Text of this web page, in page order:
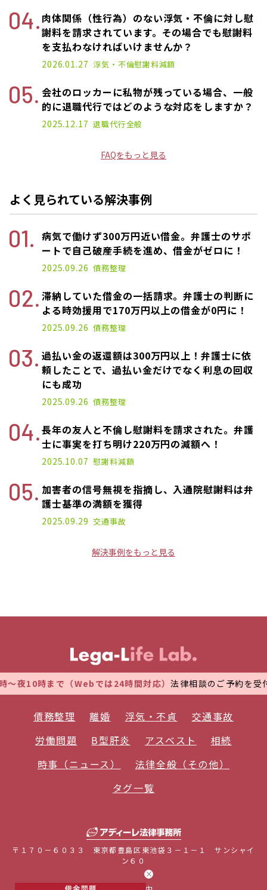
肉体関係（性行為）のない浮気・不倫に対し慰
謝料を請求されています。その場合でも慰謝料
を支払わなければいけませんか？
2026.01.27 浮気・不倫慰謝料減額
会社のロッカーに私物が残っている場合、一般
的に退職代行ではどのような対応をしますか？
2025.12.17 退職代行全般
FAQをもっと見る
よく見られている解決事例
病気で働けず300万円近い借金。弁護士のサポ
ートで自己破産手続を進め、借金がゼロに！
2025.09.26 債務整理
滞納していた借金の一括請求。弁護士の判断に
よる時効援用で170万円以上の借金が0円に！
2025.09.26 債務整理
過払い金の返還額は300万円以上！弁護士に依
頼したことで、過払い金だけでなく利息の回収
にも成功
2025.09.26 債務整理
長年の友人と不倫し慰謝料を請求された。弁護
士に事実を打ち明け220万円の減額へ！
2025.10.07 慰謝料減額
加害者の信号無視を指摘し、入通院慰謝料は弁
護士基準の満額を獲得
2025.09.29 交通事故
解決事例をもっと見る
10時まで（Webでは24時間対応）法律相談のご予約を受付け
債務整理 離婚 浮気・不貞
交通事故
労働問題
B型肝炎 アスベスト
相続
時事（ニュース）
法律全般（その他）
タグ一覧
〒１７０－６０３３ 東京都豊島区東池袋３－１－１ サンシャイ
ン６０